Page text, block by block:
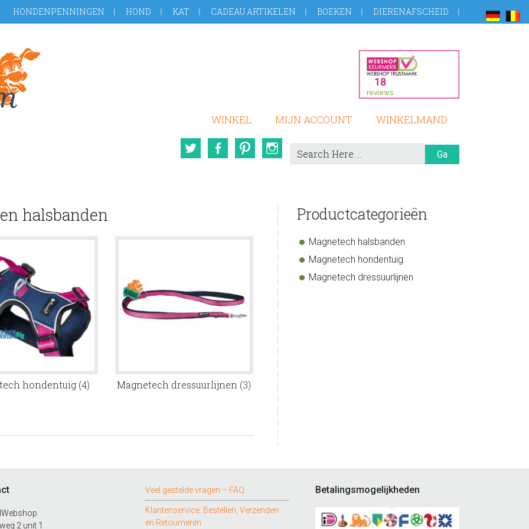
HONDENPENNINGEN HOND KAT CADEAU ARTIKELEN BOEKEN DIERENAFSCHEID
WINKEL MIJN ACCOUNT WINKELMAND
Search
Here
TwitterFacebookPinterestInstagram
halsbanden
hondentuig (4) Magnetech dressuurlijnen (3)
sidebar
Store
Productcategorieën
Magnetech halsbanden
Magnetech hondentuig
Magnetech dressuurlijnen
2 unit 1
Veel gestelde vragen – FAQ
Klantenservice: Bestellen, Verzenden
en Retourneren
Betalingsmogelijkheden